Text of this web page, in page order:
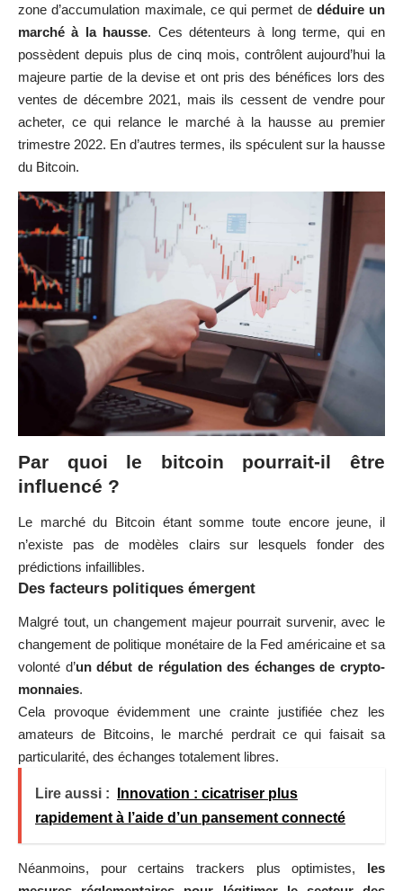
zone d’accumulation maximale, ce qui permet de déduire un
marché à la hausse. Ces détenteurs à long terme, qui en
possèdent depuis plus de cinq mois, contrôlent aujourd’hui la
majeure partie de la devise et ont pris des bénéfices lors des
ventes de décembre 2021, mais ils cessent de vendre pour
acheter, ce qui relance le marché à la hausse au premier
trimestre 2022. En d’autres termes, ils spéculent sur la hausse
du Bitcoin.
Par quoi le bitcoin pourrait-il être
influencé ?
Le marché du Bitcoin étant somme toute encore jeune, il
n’existe pas de modèles clairs sur lesquels fonder des
prédictions infaillibles.
Des facteurs politiques émergent
Malgré tout, un changement majeur pourrait survenir, avec le
changement de politique monétaire de la Fed américaine et sa
volonté d’un début de régulation des échanges de crypto-
monnaies.
Cela provoque évidemment une crainte justifiée chez les
amateurs de Bitcoins, le marché perdrait ce qui faisait sa
particularité, des échanges totalement libres.
Lire aussi :
Innovation : cicatriser plus
rapidement à l’aide d’un pansement connecté
Néanmoins, pour certains trackers plus optimistes, les